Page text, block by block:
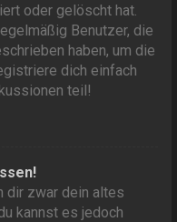
oder gelöscht hat.
Benutzer, die
haben, um die
dich einfach
teil!
dir zwar dein altes
kannst es jedoch